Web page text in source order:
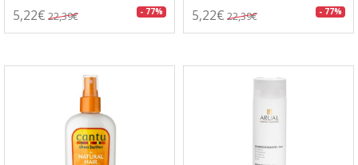
5,22€ 22,39€ - 77% 5,22€ 22,39€ - 77%